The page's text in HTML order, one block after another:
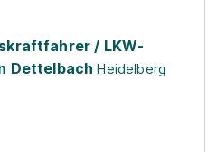
/ LKW-
Dettelbach Heidelberg